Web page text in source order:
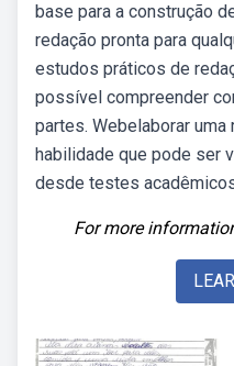
base para a construção
redação pronta para
estudos práticos de
possível compreender
partes. Webelaborar
habilidade que pode ser
desde testes
For more